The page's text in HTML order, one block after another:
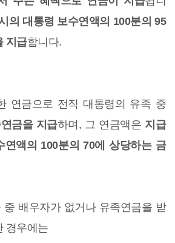
의 대통령 보수연액의 100분의 95
지급합니다.
연금으로 전직 대통령의 유족 중
금을 지급하며, 그 연금액은 지급
연액의 100분의 70에 상당하는 금
중 배우자가 없거나 유족연금을 받
경우에는